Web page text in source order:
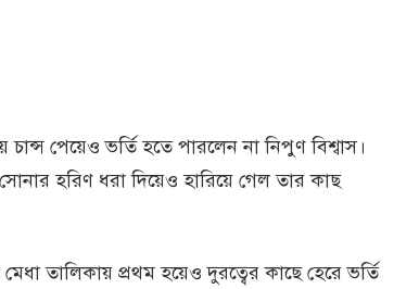
চান্স পেয়েও ভর্তি হতে পারলেন না নিপুণ বিশ্বাস।
হরিণ ধরা দিয়েও হারিয়ে গেল তার কাছ
তালিকায় প্রথম হয়েও দুরত্বের কাছে হেরে ভর্তি